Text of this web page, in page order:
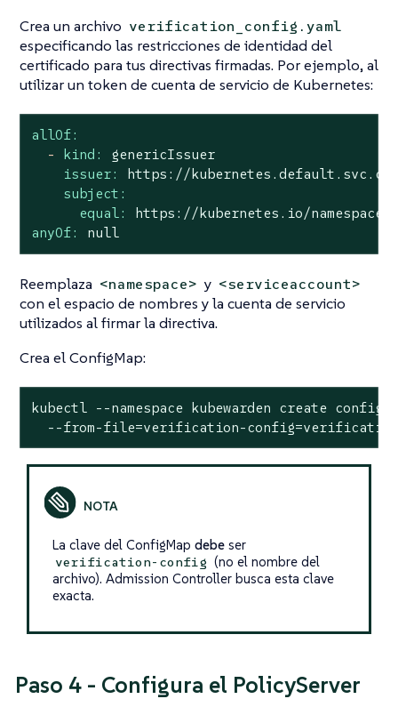
Crea un archivo verification_config.yaml
especificando las restricciones de identidad del
certificado para tus directivas firmadas. Por ejemplo, al
utilizar un token de cuenta de servicio de Kubernetes:
allOf:
-
kind:
genericIssuer
issuer:
https://
subject:
equal:
https://kubernetes.io/namespaces/
anyOf:
null
Reemplaza <namespace> y <serviceaccount>
con el espacio de nombres y la cuenta de servicio
utilizados al firmar la directiva.
Crea el ConfigMap:
kubectl --namespace kubewarden create
--from-file=verification-
La clave del ConfigMap debeser
verification-config (no el nombre del
archivo). Admission Controller busca esta clave
exacta.
Paso 4 - Configura el PolicyServer